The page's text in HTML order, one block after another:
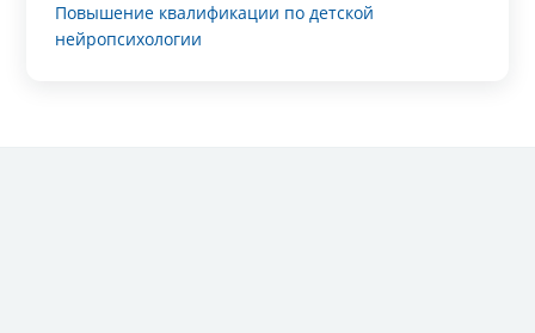
Повышение квалификации по детской
нейропсихологии